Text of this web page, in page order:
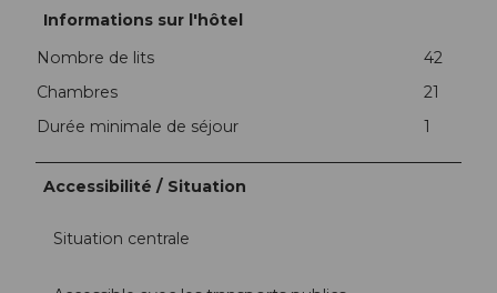
Informations sur l'hôtel
Nombre de lits
42
Chambres
21
Durée minimale de séjour
1
Accessibilité / Situation
Situation centrale